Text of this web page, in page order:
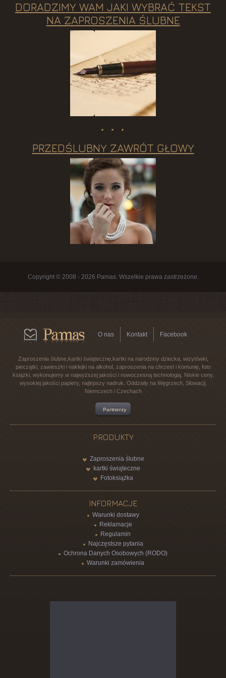
DORADZIMY WAM JAKI WYBRAĆ TEKST
NA ZAPROSZENIA ŚLUBNE
PRZEDŚLUBNY ZAWRÓT GŁOWY
Copyright © 2008 - 2026 Pamas. Wszelkie prawa zastrzeżone.
O nas Kontakt Facebook
Zaproszenia ślubne,kartki świąteczne,kartki na narodziny dziecka, wizytówki,
pieczątki, zawieszki i naklejki na alkohol, zaproszenia na chrzest i komunię, foto
książki, wykonujemy w najwyższej jakości i nowoczesną technologią. Niskie ceny,
wysokiej jakości papiery, najlepszy nadruk. Oddziały na Węgrzech, Słowacji,
Niemczech i Czechach
Partnerzy
PRODUKTY
Zaproszenia ślubne
kartki świąteczne
Fotoksiążka
INFORMACJE
Warunki dostawy
Reklamacje
Regulamin
Najczęstsze pytania
Ochrona Danych Osobowych (RODO)
Warunki zamówienia